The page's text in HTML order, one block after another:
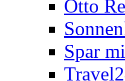
Otto
Spar